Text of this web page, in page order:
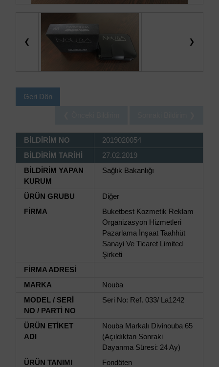
❮ ❯
Geri Dön
BİLDİRİM NO
2019020054
BİLDİRİM TARİHİ
27.02.2019
BİLDİRİM YAPAN
KURUM
Sağlık Bakanlığı
ÜRÜN GRUBU
Diğer
FİRMA
Buketbest Kozmetik Reklam
Organizasyon Hizmetleri
Pazarlama İnşaat Taahhüt
Sanayi Ve Ticaret Limited
Şirketi
FİRMA ADRESİ
MARKA
Nouba
MODEL / SERİ
NO / PARTİ NO
Seri No: Ref. 033/ La1242
ÜRÜN ETİKET
ADI
Nouba Markalı Divinouba 65
(Açıldıktan Sonraki
Dayanma Süresi: 24 Ay)
ÜRÜN TANIMI
Fondöten